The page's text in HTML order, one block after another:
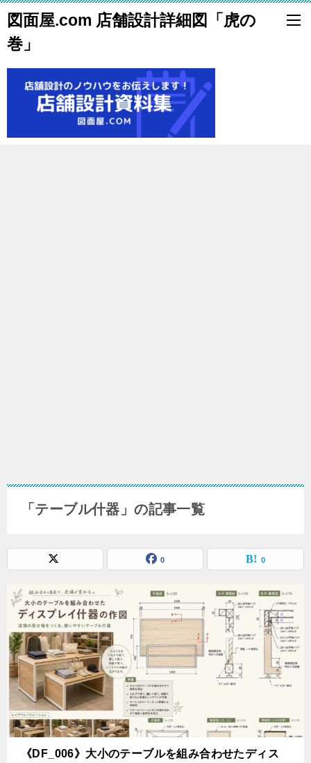
図面屋.com 店舗設計詳細図「虎の
巻」
「テーブル什器」の記事一覧
0 0
《DF_006》大小のテーブルを組み合わせたディス